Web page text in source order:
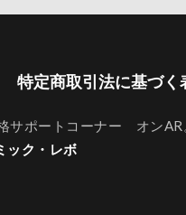
特定商取引法に基づく
ポートコーナー オンAR
ック・レボ